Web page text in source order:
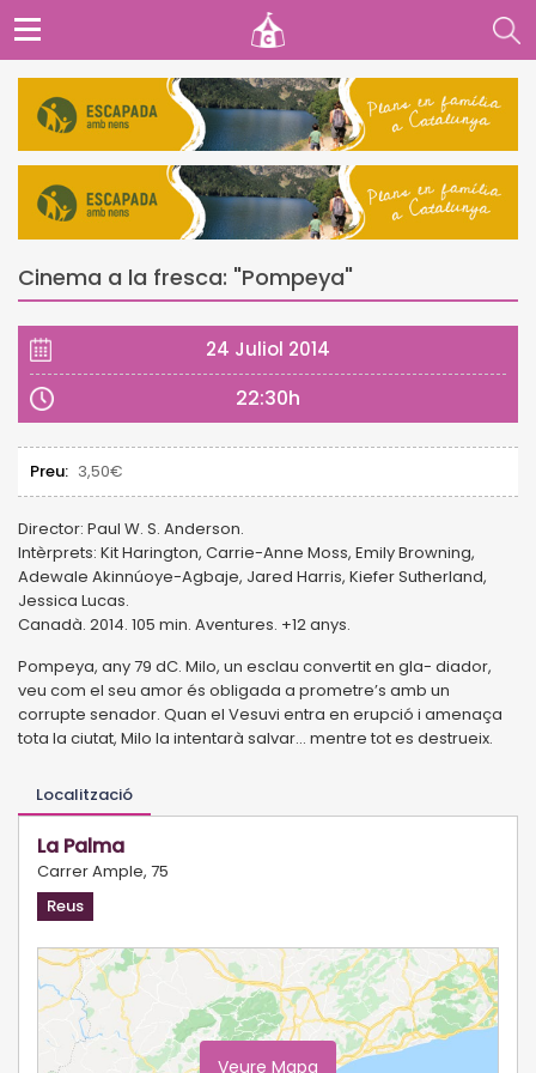
Cinema a la fresca: "Pompeya"
24 Juliol 2014
22:30h
Preu: 3,50€
Director: Paul W. S. Anderson.
Intèrprets: Kit Harington, Carrie-Anne Moss, Emily Browning,
Adewale Akinnúoye-Agbaje, Jared Harris, Kiefer Sutherland,
Jessica Lucas.
Canadà. 2014. 105 min. Aventures. +12 anys.
Pompeya, any 79 dC. Milo, un esclau convertit en gla- diador,
veu com el seu amor és obligada a prometre’s amb un
corrupte senador. Quan el Vesuvi entra en erupció i amenaça
tota la ciutat, Milo la intentarà salvar... mentre tot es destrueix.
Localització
La Palma
Carrer Ample, 75
Reus
Veure Mapa